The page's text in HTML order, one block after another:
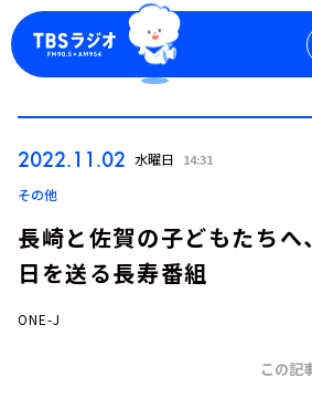
2022.11.02 水曜日 14:31
その他
長崎と佐賀の子どもたちへ
日を送る長寿番組
ONE-J
この記